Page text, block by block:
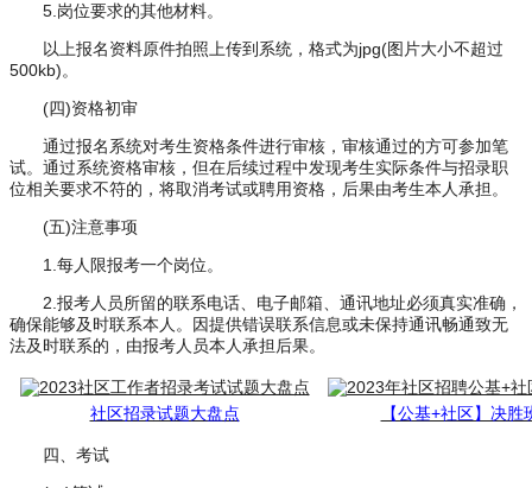
5.岗位要求的其他材料。
以上报名资料原件拍照上传到系统，格式为jpg(图片大小不超过
500kb)。
(四)资格初审
通过报名系统对考生资格条件进行审核，审核通过的方可参加笔
试。通过系统资格审核，但在后续过程中发现考生实际条件与招录职
位相关要求不符的，将取消考试或聘用资格，后果由考生本人承担。
(五)注意事项
1.每人限报考一个岗位。
2.报考人员所留的联系电话、电子邮箱、通讯地址必须真实准确，
确保能够及时联系本人。因提供错误联系信息或未保持通讯畅通致无
法及时联系的，由报考人员本人承担后果。
社区招录试题大盘点 【公基+社区】决胜
四、考试